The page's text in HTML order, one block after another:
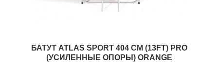
БАТУТ ATLAS SPORT 404 СМ (13FT) PRO
(УСИЛЕННЫЕ ОПОРЫ) ORANGE